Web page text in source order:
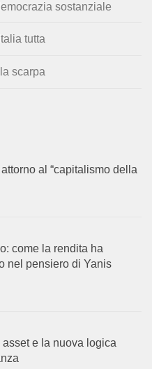
sostanziale
tutta
scarpa
al “capitalismo della
come la rendita ha
nel pensiero di Yanis
asset e la nuova logica